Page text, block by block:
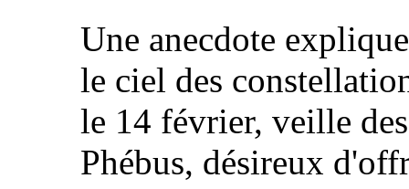
Une anecdote
le ciel des
le 14 février, veille
Phébus, désireux